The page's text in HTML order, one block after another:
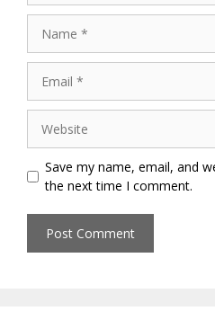
Save my name, email, and
the next time I comment.